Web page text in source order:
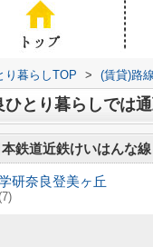
り暮らしTOP > (賃貸)路
ひとり暮らしでは
鉄道近鉄けいはんな線
研奈良登美ヶ丘